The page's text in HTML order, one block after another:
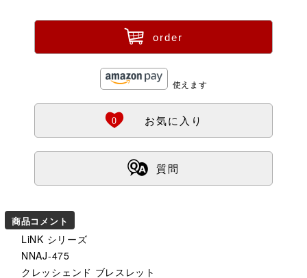
ü order
使えます
Ö
0 お気に入り
ß 質問
商品コメント
LiNK シリーズ
NNAJ-475
クレッシェンド ブレスレット